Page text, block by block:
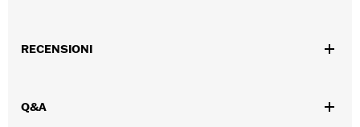
dal '25 in poi) e Trike e modelli FLHTCUL e FLHTKL dal '15 in
Istruzioni di installazione
RECENSIONI
Q&A